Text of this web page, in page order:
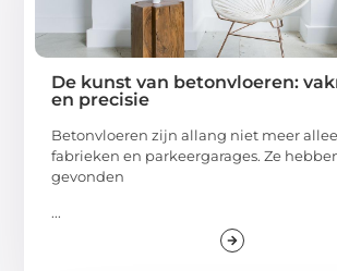
De kunst van betonvloeren:
en precisie
Betonvloeren zijn allang niet meer
fabrieken en parkeergarages. Ze
gevonden
...